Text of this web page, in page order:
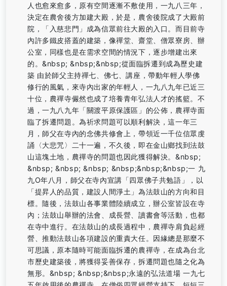
人也愈來愈多，原有空間逐漸不敷使用，一九八三年，
決定在農舍後方加建大殿，於是，農舍後院成了大殿前
院，「入慈悲門」成為信眾前往大殿的入口。而目前寺
內許多鐵皮搭蓋的建築，像禪堂、齋堂、僧眾寮房、辦
公室，同樣也是在需求空間的情況下，逐步增建出來
的。&nbsp; &nbsp;&nbsp;從面臨拆遷到成為歷史建
築 由於師父主持禪七、佛七、講座，帶動年輕人學佛
修行的風氣，來寺內出家的年輕人，一九八九年已近三
十位，農禪寺儼然也成了培養青年弘法人才的搖籃。不
過，一九八九年「關渡平原保護區」的公佈，農禪寺面
臨了拆遷問題。為祈求問題可以順利解決，這一年三
月，師父在寺內的念佛共修會上，帶領近一千位信眾虔
誦〈大悲咒〉二十一遍，不久後，即在金山鄉找到法鼓
山這塊土地，農禪寺的問題也因此獲得解決。&nbsp;
&nbsp; &nbsp; &nbsp; &nbsp;&nbsp;&nbsp;一 九
九O年八月，師父在寺內宣講「四眾佛子共勉語」，以
「提昇人的品質，建設人間淨土」為法鼓山的方向和目
標。隨後，法鼓山各事業體陸續成立，辦公室皆設在寺
內；法鼓山舉辦的法會、成長營、讀書會等活動，也都
在寺中進行。在法鼓山的成長過程中，農禪寺肩負起經
營、推動法鼓山各項建設的重責大任。因緣總是那麼不
可思議，原本隨時可能面臨拆遷的農禪寺，在成為台北
市歷史建築後，將獲得妥善保存，拆遷問題也隨之化為
無形。&nbsp; &nbsp;&nbsp;永遠的弘法道場 一九七